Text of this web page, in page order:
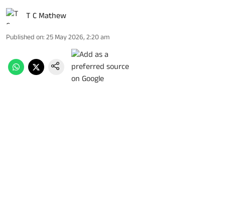
T C Mathew
Published on: 25 May 2026, 2:20 am